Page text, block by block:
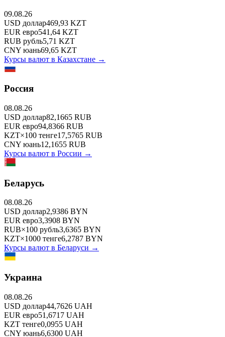
09.08.26
USD доллар469,93 KZT
EUR евро541,64 KZT
RUB рубль5,71 KZT
CNY юань69,65 KZT
Курсы валют в Казахстане →
Россия
08.08.26
USD доллар82,1665 RUB
EUR евро94,8366 RUB
KZT×100 тенге17,5765 RUB
CNY юань12,1655 RUB
Курсы валют в России →
Беларусь
08.08.26
USD доллар2,9386 BYN
EUR евро3,3908 BYN
RUB×100 рубль3,6365 BYN
KZT×1000 тенге6,2787 BYN
Курсы валют в Беларуси →
Украина
08.08.26
USD доллар44,7626 UAH
EUR евро51,6717 UAH
KZT тенге0,0955 UAH
CNY юань6,6300 UAH